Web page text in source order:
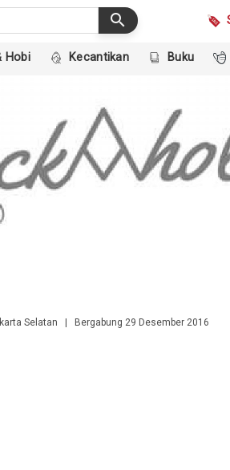
search
Hobi Kecantikan Buku
Selatan | Bergabung 29 Desember 2016